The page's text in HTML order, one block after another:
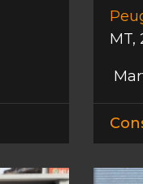
MT,